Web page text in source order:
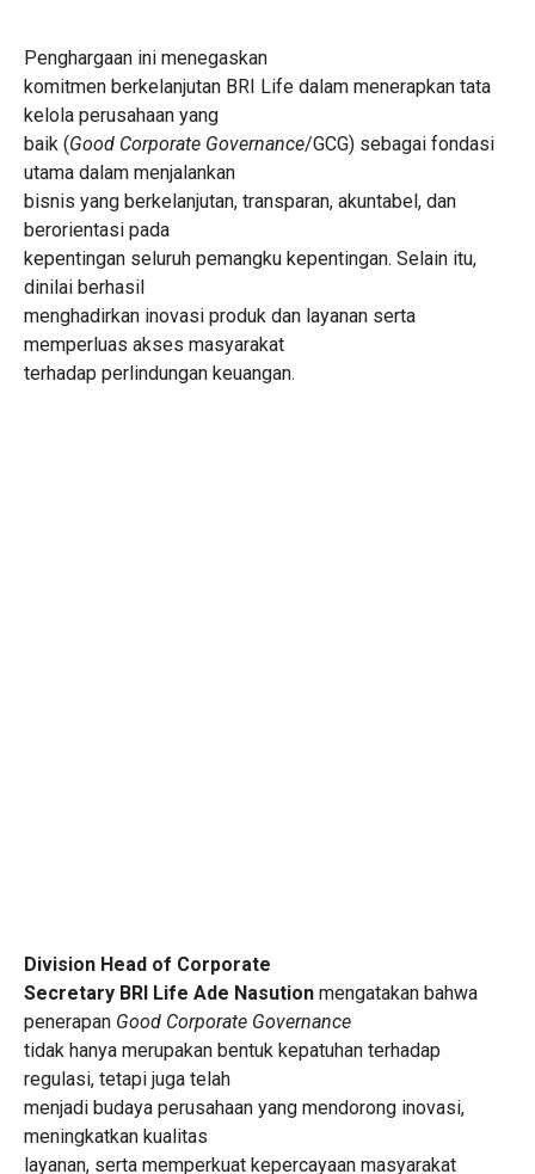
Penghargaan ini menegaskan
komitmen berkelanjutan BRI Life dalam menerapkan tata
kelola perusahaan yang
baik (Good Corporate Governance/GCG) sebagai fondasi
utama dalam menjalankan
bisnis yang berkelanjutan, transparan, akuntabel, dan
berorientasi pada
kepentingan seluruh pemangku kepentingan. Selain itu,
dinilai berhasil
menghadirkan inovasi produk dan layanan serta
memperluas akses masyarakat
terhadap perlindungan keuangan.
Division Head of Corporate
Secretary BRI Life Ade Nasution mengatakan bahwa
penerapan Good Corporate Governance
tidak hanya merupakan bentuk kepatuhan terhadap
regulasi, tetapi juga telah
menjadi budaya perusahaan yang mendorong inovasi,
meningkatkan kualitas
layanan, serta memperkuat kepercayaan masyarakat